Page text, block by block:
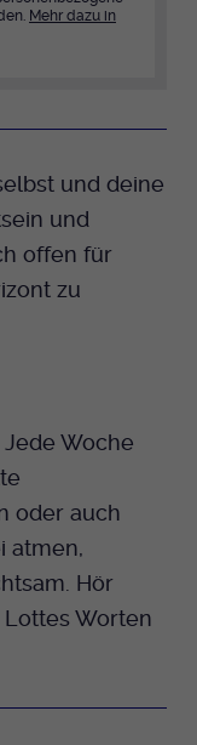
Mehr dazu in
und deine
und
offen für
zu
Woche
oder auch
atmen,
Hör
Worten